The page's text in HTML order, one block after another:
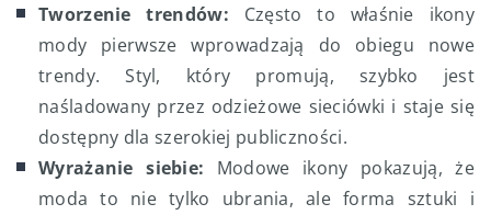
Tworzenie trendów: Często to właśnie ikony
mody pierwsze wprowadzają do obiegu nowe
trendy. Styl, który promują, szybko jest
naśladowany przez odzieżowe sieciówki i staje się
dostępny dla szerokiej publiczności.
Wyrażanie siebie: Modowe ikony pokazują, że
moda to nie tylko ubrania, ale forma sztuki i